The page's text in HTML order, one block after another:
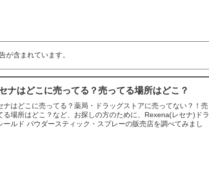
が含まれています。
ナはどこに売ってる？売ってる場所はどこ？
ナはどこに売ってる？薬局・ドラッグストアに売ってない？！売
る場所はどこ？など、お探しの方のために、Rexena(レセナ)ドラ
ールド パウダースティック・スプレーの販売店を調べてみまし